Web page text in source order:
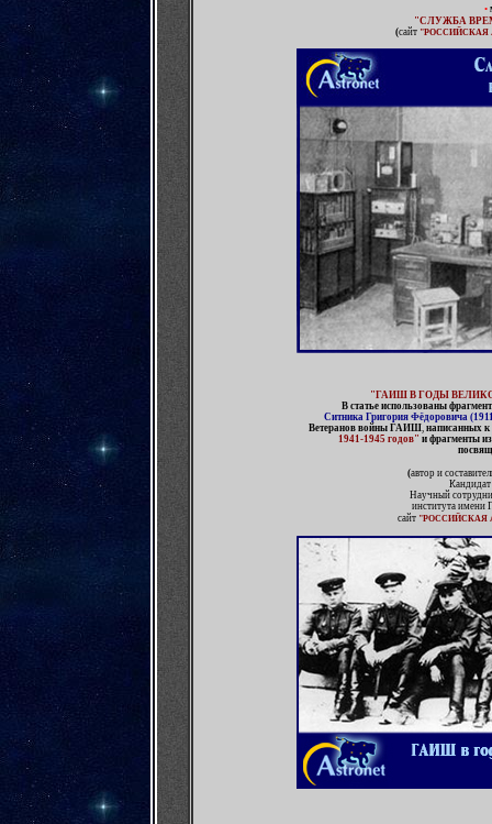
•
"СЛУЖБА
(сайт "РОССИЙСКАЯ
"ГАИШ В ГОДЫ
В статье использованы
Ситника Григория Фёдоровича
Ветеранов войны ГАИШ, написанных
1941-1945 годов" и фрагменты
(автор и
Кандидат
Научный
института имени
сайт "РОССИЙСКАЯ